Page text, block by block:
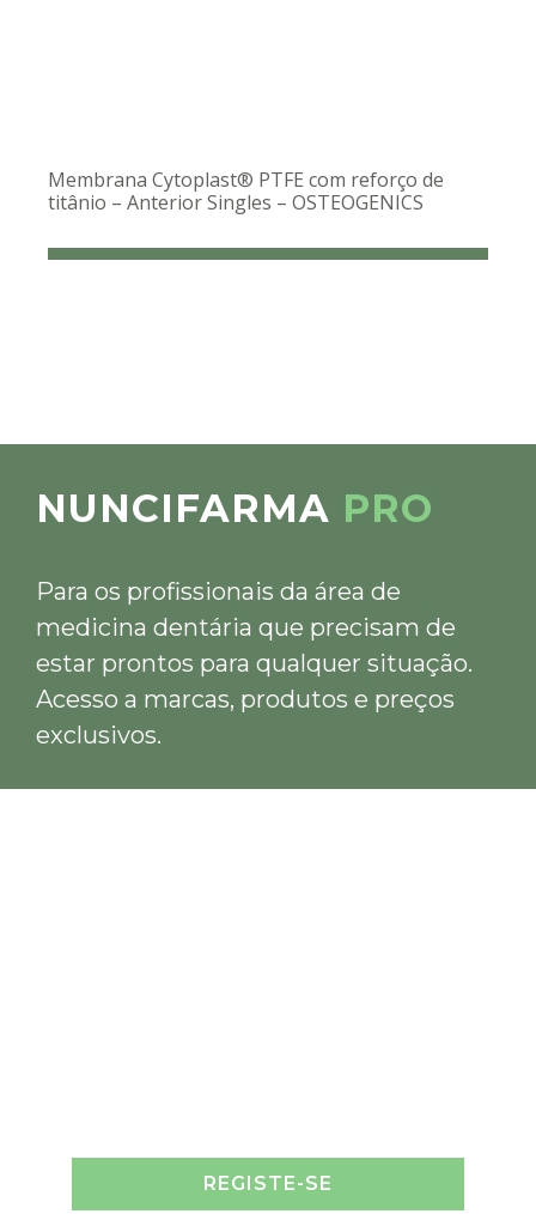
Membrana Cytoplast® PTFE com reforço de
titânio – Anterior Singles – OSTEOGENICS
NUNCIFARMA PRO
Para os profissionais da área de
medicina dentária que precisam de
estar prontos para qualquer situação.
Acesso a marcas, produtos e preços
exclusivos.
REGISTE-SE